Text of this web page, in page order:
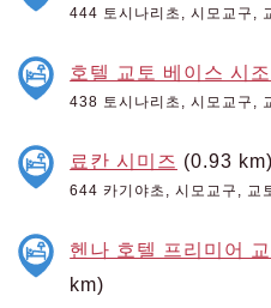
444 토시나리초, 시모교구,
호텔 교토 베이스 시
438 토시나리초, 시모교구,
료칸 시미즈 (0.93 km)
644 카기야초, 시모교구, 교
헨나 호텔 프리미어
km)